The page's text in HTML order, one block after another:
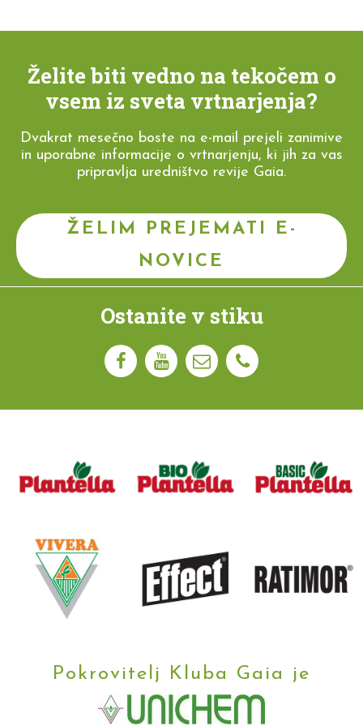
Želite biti vedno na tekočem o
vsem iz sveta vrtnarjenja?
Dvakrat mesečno boste na e-mail prejeli zanimive
in uporabne informacije o vrtnarjenju, ki jih za vas
pripravlja uredništvo revije Gaia.
ŽELIM PREJEMATI E-
NOVICE
Ostanite v stiku
Pokrovitelj Kluba Gaia je